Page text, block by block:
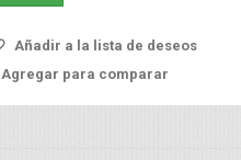
Añadir a la lista de deseos
Agregar para comparar